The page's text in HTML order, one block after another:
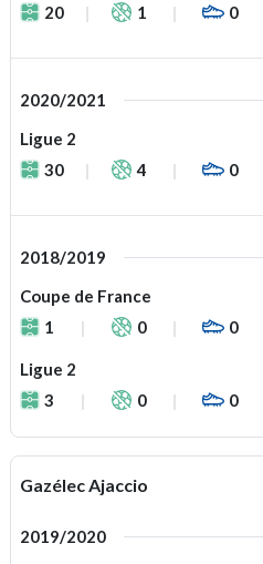
20
1 0
2020/2021
Ligue 2
30
4 0
2018/2019
Coupe de France
1
0 0
Ligue 2
3
0 0
Gazélec Ajaccio
2019/2020